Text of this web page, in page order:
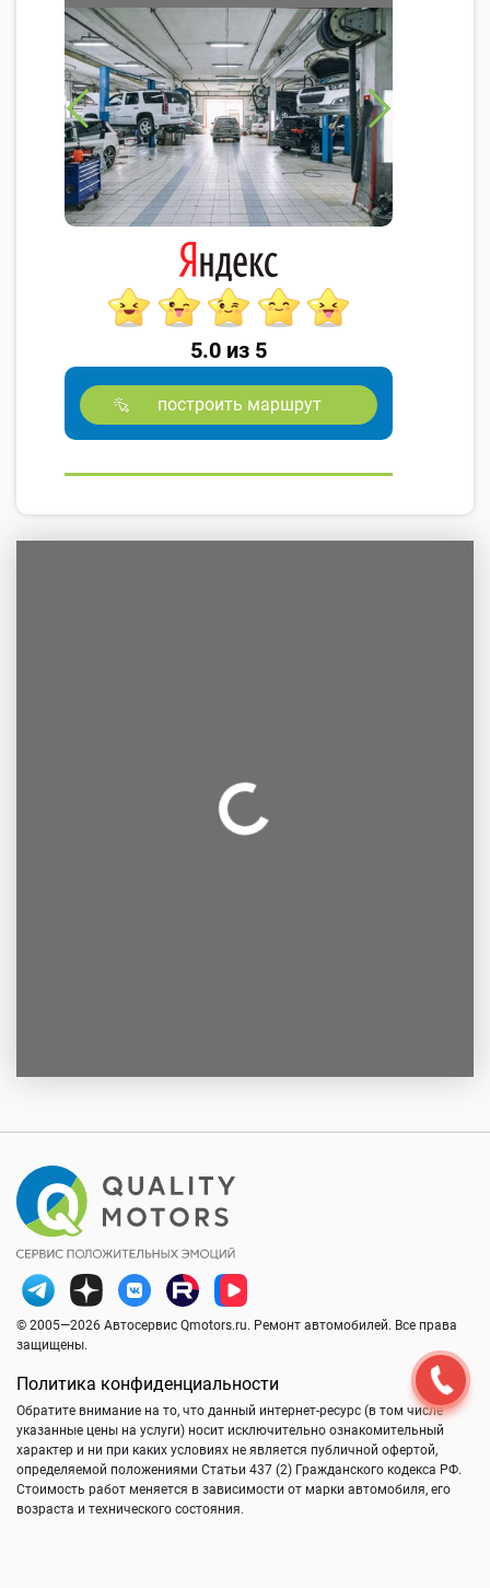
5.0 из 5
построить маршрут
© 2005—2026 Автосервис Qmotors.ru. Ремонт автомобилей. Все права
защищены.
Политика конфиденциальности
Обратите внимание на то, что данный интернет-ресурс (в том числе
указанные цены на услуги) носит исключительно ознакомительный
характер и ни при каких условиях не является публичной офертой,
определяемой положениями Статьи 437 (2) Гражданского кодекса РФ.
Стоимость работ меняется в зависимости от марки автомобиля, его
возраста и технического состояния.